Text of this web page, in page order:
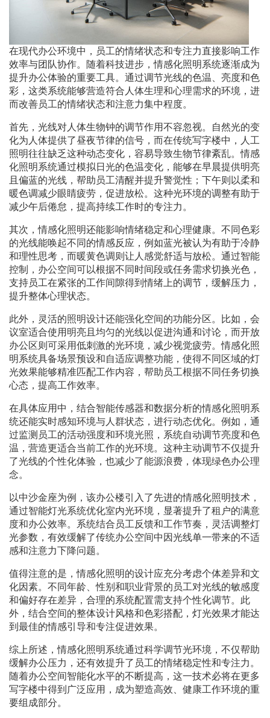
在现代办公环境中，员工的情绪状态和专注力直接影响工作
效率与团队协作。随着科技进步，情感化照明系统逐渐成为
提升办公体验的重要工具。通过调节光线的色温、亮度和色
彩，这类系统能够营造符合人体生理和心理需求的环境，进
而改善员工的情绪状态和注意力集中程度。
首先，光线对人体生物钟的调节作用不容忽视。自然光的变
化为人体提供了昼夜节律的信号，而在传统写字楼中，人工
照明往往缺乏这种动态变化，容易导致生物节律紊乱。情感
化照明系统通过模拟日光的色温变化，能够在早晨提供明亮
且偏蓝的光线，帮助员工清醒并提升警觉性；下午则以柔和
暖色调减少眼睛疲劳，促进放松。这种光环境的调整有助于
减少午后倦怠，提高持续工作时的专注力。
其次，情感化照明还能影响情绪稳定和心理健康。不同色彩
的光线能唤起不同的情感反应，例如蓝光被认为有助于冷静
和理性思考，而暖黄色调则让人感觉舒适与放松。通过智能
控制，办公空间可以根据不同时间段或任务需求切换光色，
支持员工在紧张的工作间隙得到情绪上的调节，缓解压力，
提升整体心理状态。
此外，灵活的照明设计还能强化空间的功能分区。比如，会
议室适合使用明亮且均匀的光线以促进沟通和讨论，而开放
办公区则可采用低刺激的光环境，减少视觉疲劳。情感化照
明系统具备场景预设和自适应调整功能，使得不同区域的灯
光效果能够精准匹配工作内容，帮助员工根据不同任务切换
心态，提高工作效率。
在具体应用中，结合智能传感器和数据分析的情感化照明系
统还能实时感知环境与人群状态，进行动态优化。例如，通
过监测员工的活动强度和环境光照，系统自动调节亮度和色
温，营造更适合当前工作的光环境。这种主动调节不仅提升
了光线的个性化体验，也减少了能源浪费，体现绿色办公理
念。
以中沙金座为例，该办公楼引入了先进的情感化照明技术，
通过智能灯光系统优化室内光环境，显著提升了租户的满意
度和办公效率。系统结合员工反馈和工作节奏，灵活调整灯
光参数，有效缓解了传统办公空间中因光线单一带来的不适
感和注意力下降问题。
值得注意的是，情感化照明的设计应充分考虑个体差异和文
化因素。不同年龄、性别和职业背景的员工对光线的敏感度
和偏好存在差异，合理的系统配置需支持个性化调节。此
外，结合空间的整体设计风格和色彩搭配，灯光效果才能达
到最佳的情感引导和专注促进效果。
综上所述，情感化照明系统通过科学调节光环境，不仅帮助
缓解办公压力，还有效提升了员工的情绪稳定性和专注力。
随着办公空间智能化水平的不断提高，这一技术必将在更多
写字楼中得到广泛应用，成为塑造高效、健康工作环境的重
要组成部分。